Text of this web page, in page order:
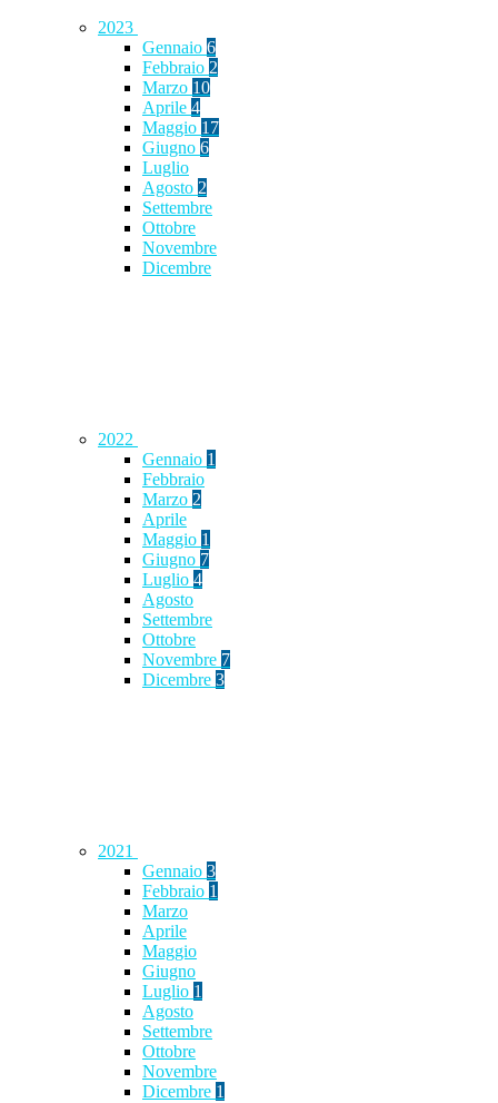
2023
Gennaio 6
Febbraio 2
Marzo 10
Aprile 4
Maggio 17
Giugno 6
Luglio
Agosto 2
Settembre
Ottobre
Novembre
Dicembre
2022
Gennaio 1
Febbraio
Marzo 2
Aprile
Maggio 1
Giugno 7
Luglio 4
Agosto
Settembre
Ottobre
Novembre 7
Dicembre 3
2021
Gennaio 3
Febbraio 1
Marzo
Aprile
Maggio
Giugno
Luglio 1
Agosto
Settembre
Ottobre
Novembre
Dicembre 1